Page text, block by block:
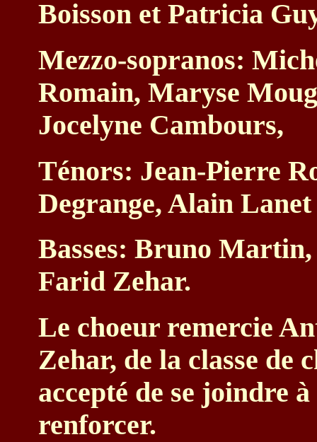
Boisson et Patricia
Mezzo-sopranos:
Romain, Maryse
Jocelyne Cambours,
Ténors: Jean-Pierre
Degrange, Alain
Basses: Bruno
Farid Zehar.
Le choeur remercie
Zehar, de la classe de
accepté de se joindre
renforcer.